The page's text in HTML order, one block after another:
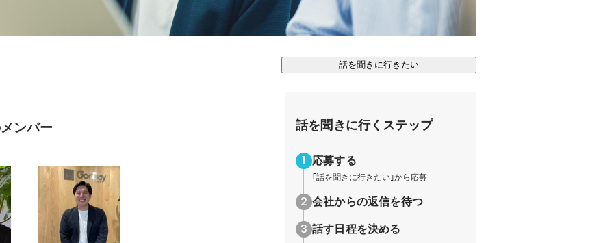
話を聞きに行きたい
ンバー 話を聞きに行くステップ
応募する
｢話を聞きに行きたい｣から応募
会社からの返信を待つ
話す日程を決める